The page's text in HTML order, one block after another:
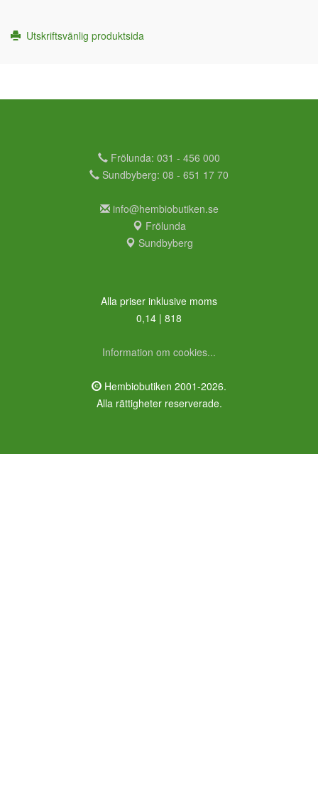
Utskriftsvänlig produktsida
Frölunda: 031 - 456 000
Sundbyberg: 08 - 651 17 70
info@hembiobutiken.se
Frölunda
Sundbyberg
Alla priser inklusive moms
0,14 | 818
Information om cookies...
Hembiobutiken 2001-2026.
Alla rättigheter reserverade.